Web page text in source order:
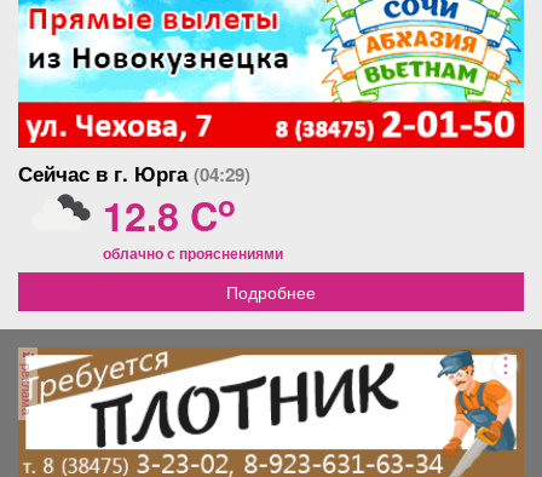
сад, торговый центр и парк.
Этот вариант жилья
отлично подойдёт тем, кто
хочет иметь быстрый
доступ ко всей
необходимой
инфраструктуре.
кабина. Входная дверь
новая. Удобное
расположение, рядом вся
инфраструктура, магазины,
аптеки, банки, остановка
общественного транспорта
в двух минутах ходьбы, так
Рассмотрим различные
варианты оплаты, разумный
торг.
Сейчас в г. Юрга(04:29)
12.8 Co
облачно с прояснениями
Подробнее
реклама